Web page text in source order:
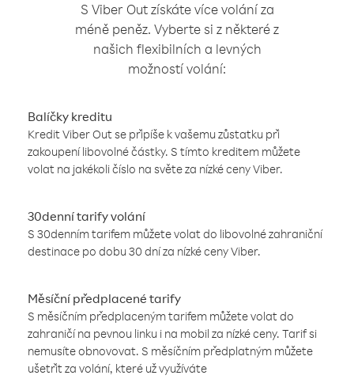
S Viber Out získáte více volání za
méně peněz. Vyberte si z některé z
našich flexibilních a levných
možností volání:
Balíčky kreditu
Kredit Viber Out se připíše k vašemu zůstatku při
zakoupení libovolné částky. S tímto kreditem můžete
volat na jakékoli číslo na světe za nízké ceny Viber.
30denní tarify volání
S 30denním tarifem můžete volat do libovolné zahraniční
destinace po dobu 30 dní za nízké ceny Viber.
Měsíční předplacené tarify
S měsíčním předplaceným tarifem můžete volat do
zahraničí na pevnou linku i na mobil za nízké ceny. Tarif si
nemusíte obnovovat. S měsíčním předplatným můžete
ušetřit za volání, které už využíváte